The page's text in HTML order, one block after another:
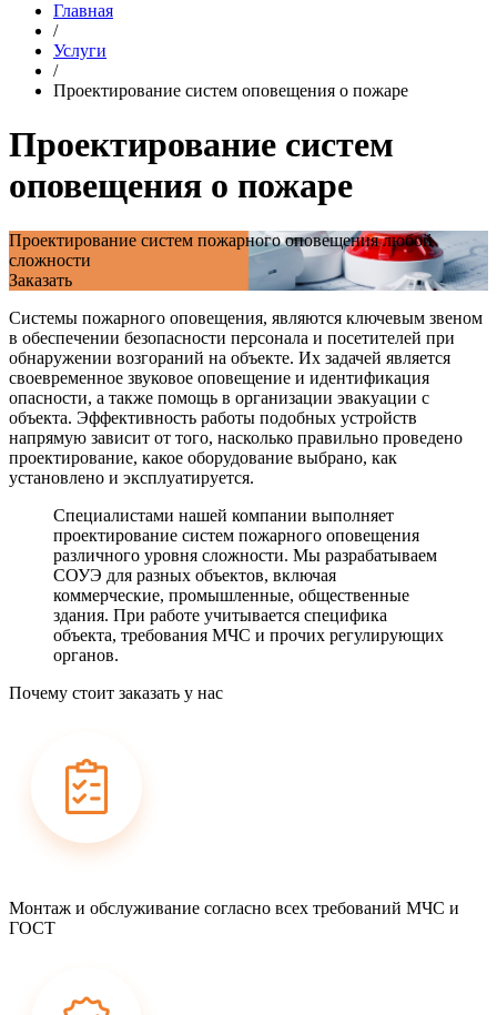
Главная
/
Услуги
/
Проектирование систем оповещения о пожаре
Проектирование систем
оповещения о пожаре
Проектирование систем пожарного оповещения любой
сложности
Заказать
Системы пожарного оповещения, являются ключевым звеном
в обеспечении безопасности персонала и посетителей при
обнаружении возгораний на объекте. Их задачей является
своевременное звуковое оповещение и идентификация
опасности, а также помощь в организации эвакуации с
объекта. Эффективность работы подобных устройств
напрямую зависит от того, насколько правильно проведено
проектирование, какое оборудование выбрано, как
установлено и эксплуатируется.
Специалистами нашей компании выполняет
проектирование систем пожарного оповещения
различного уровня сложности. Мы разрабатываем
СОУЭ для разных объектов, включая
коммерческие, промышленные, общественные
здания. При работе учитывается специфика
объекта, требования МЧС и прочих регулирующих
органов.
Почему стоит заказать у нас
Монтаж и обслуживание согласно всех требований МЧС и
ГОСТ